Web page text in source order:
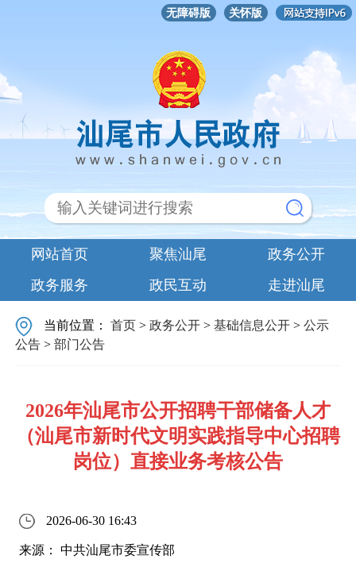
无障碍版 关怀版
网站首页 聚焦汕尾
政务公开
政务服务
政民互动 走进汕尾
当前位置：首页 >政务公开 >基础信息公开 >公示
公告 >部门公告
2026年汕尾市公开招聘干部储备人才
（汕尾市新时代文明实践指导中心招聘
岗位）直接业务考核公告
2026-06-30 16:43
来源： 中共汕尾市委宣传部